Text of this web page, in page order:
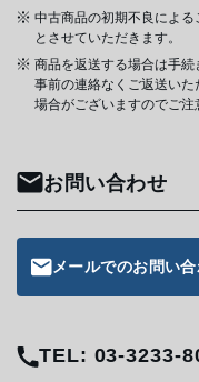
中古商品の初期不良による
とさせていただきます。
商品を返送する場合は手続
事前の連絡なくご返送い
場合がございますのでご注
お問い合わせ
メールでのお問い
TEL: 03-3233-